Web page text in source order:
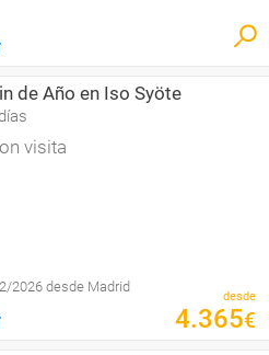
de Año en Iso Syöte
visita
2026 desde Madrid
desde
4.365€